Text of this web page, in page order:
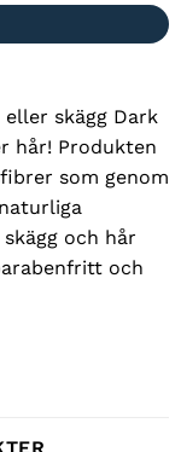
skägg Dark
hår! Produkten
som genom
och hår
och